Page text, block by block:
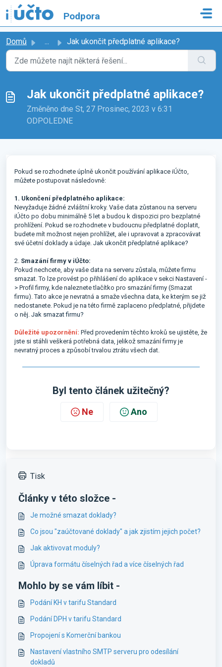
Přeskočit na hlavní obsah
Podpora
Domů ... Jak ukončit předplatné aplikace?
Jak ukončit předplatné aplikace?
Změněno dne St, 27 Prosinec, 2023 v 6:31
ODPOLEDNE
Pokud se rozhodnete úplně ukončit používání aplikace iÚčto,
můžete postupovat následovně:
1. Ukončení předplatného aplikace:
Nevyžaduje žádné zvláštní kroky. Vaše data zůstanou na serveru
iÚčto po dobu minimálně 5 let a budou k dispozici pro bezplatné
prohlížení. Pokud se rozhodnete v budoucnu předplatné doplatit,
budete mít možnost nejen prohlížet, ale i upravovat a zpracovávat
své účetní doklady a údaje. Jak ukončit předplatné aplikace?
2. Smazání firmy v iÚčto:
Pokud nechcete, aby vaše data na serveru zůstala, můžete firmu
smazat. To lze provést po přihlášení do aplikace v sekci Nastavení -
> Profil firmy, kde naleznete tlačítko pro smazání firmy (Smazat
firmu). Tato akce je nevratná a smaže všechna data, ke kterým se již
nedostanete. Pokud je na této firmě zaplaceno předplatné, přijdete
o něj. Jak smazat firmu?
Důležité upozornění: Před provedením těchto kroků se ujistěte, že
jste si stáhli veškerá potřebná data, jelikož smazání firmy je
nevratný proces a způsobí trvalou ztrátu všech dat.
Byl tento článek užitečný?
Ne Ano
Tisk
Články v této složce -
Je možné smazat doklady?
Co jsou "zaúčtované doklady" a jak zjistím jejich počet?
Jak aktivovat moduly?
Úprava formátu číselných řad a více číselných řad
Mohlo by se vám líbit -
Podání KH v tarifu Standard
Podání DPH v tarifu Standard
Propojení s Komerční bankou
Nastavení vlastního SMTP serveru pro odesílání
dokladů